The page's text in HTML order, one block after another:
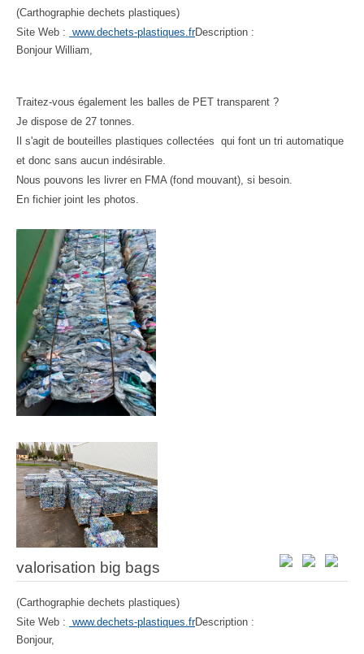
(Carthographie dechets plastiques)
Site Web : www.dechets-plastiques.frDescription :
Bonjour William,
Traitez-vous également les balles de PET transparent ?
Je dispose de 27 tonnes.
Il s'agit de bouteilles plastiques collectées qui font un tri automatique
et donc sans aucun indésirable.
Nous pouvons les livrer en FMA (fond mouvant), si besoin.
En fichier joint les photos.
valorisation big bags
(Carthographie dechets plastiques)
Site Web : www.dechets-plastiques.frDescription :
Bonjour,